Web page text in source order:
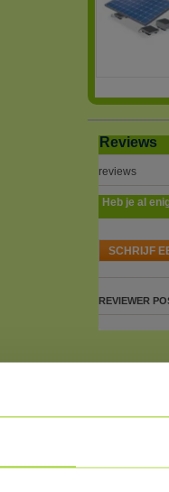
Reviews
reviews
Heb je al
SCHRIJF
REVIEWER